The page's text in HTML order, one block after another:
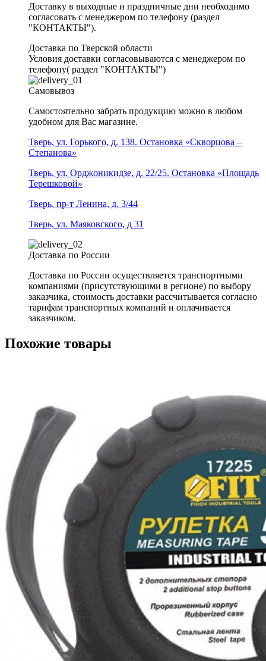
Доставку в выходные и праздничные дни необходимо
согласовать с менеджером по телефону (раздел
"КОНТАКТЫ").
Доставка по Тверской области
Условия доставки согласовываются с менеджером по
телефону( раздел "КОНТАКТЫ")
Самовывоз
Самостоятельно забрать продукцию можно в любом
удобном для Вас магазине.
Тверь, ул. Горького, д. 138. Остановка «Скворцова –
Степанова»
Тверь, ул. Орджоникидзе, д. 22/25. Остановка «Площадь
Терешковой»
Тверь, пр-т Ленина, д. 3/44
Тверь, ул. Маяковского, д 31
Доставка по России
Доставка по России осуществляется транспортными
компаниями (присутствующими в регионе) по выбору
заказчика, стоимость доставки рассчитывается согласно
тарифам транспортных компаний и оплачивается
заказчиком.
Похожие товары